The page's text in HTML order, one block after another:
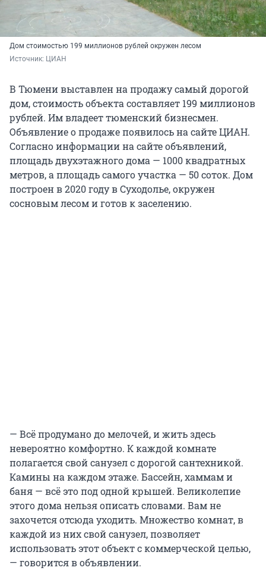
Дом стоимостью 199 миллионов рублей окружен лесом
Источник: ЦИАН
В Тюмени выставлен на продажу самый дорогой
дом, стоимость объекта составляет 199 миллионов
рублей. Им владеет тюменский бизнесмен.
Объявление о продаже появилось на сайте ЦИАН.
Согласно информации на сайте объявлений,
площадь двухэтажного дома — 1000 квадратных
метров, а площадь самого участка — 50 соток. Дом
построен в 2020 году в Суходолье, окружен
сосновым лесом и готов к заселению.
— Всё продумано до мелочей, и жить здесь
невероятно комфортно. К каждой комнате
полагается свой санузел с дорогой сантехникой.
Камины на каждом этаже. Бассейн, хаммам и
баня — всё это под одной крышей. Великолепие
этого дома нельзя описать словами. Вам не
захочется отсюда уходить. Множество комнат, в
каждой из них свой санузел, позволяет
использовать этот объект с коммерческой целью,
— говорится в объявлении.